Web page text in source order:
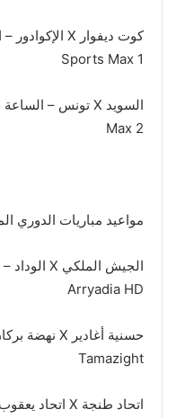
Sports Max 1
Max 2
مواعيد مباريات الدوري
Arryadia HD
Tamazight